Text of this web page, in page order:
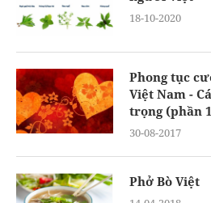
18-10-2020
Phong tục
Việt Nam -
trọng (phần
30-08-2017
Phở Bò Việt